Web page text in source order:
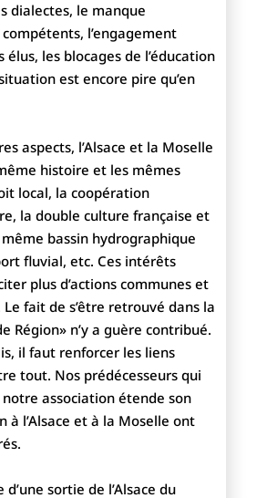
dialectes, le manque
compétents, l’engagement
élus, les blocages de l’éducation
est encore pire qu’en
aspects, l’Alsace et la Moselle
histoire et les mêmes
local, la coopération
la double culture française et
bassin hydrographique
fluvial, etc. Ces intérêts
plus d’actions communes et
fait de s’être retrouvé dans la
Région» n’y a guère contribué.
il faut renforcer les liens
tout. Nos prédécesseurs qui
association étende son
à l’Alsace et à la Moselle ont
sortie de l’Alsace du